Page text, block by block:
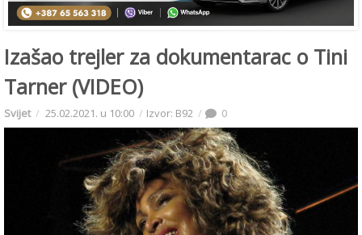
Izašao trejler za dokumentarac o Tini
Tarner (VIDEO)
Svijet 25.02.2021. u 10:00 Izvor: B92 0